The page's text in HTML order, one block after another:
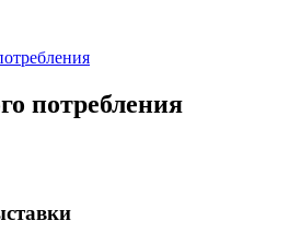
потребления